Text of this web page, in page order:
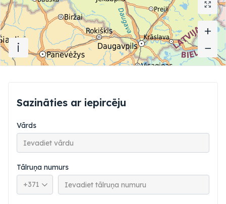
+
−
i
+
−
Sazināties ar iepircēju
Vārds
Tālruņa numurs
Tālruņa valsts kods